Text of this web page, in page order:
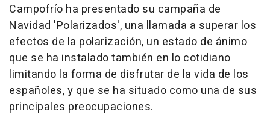
Campofrío ha presentado su campaña de
Navidad 'Polarizados', una llamada a superar los
efectos de la polarización, un estado de ánimo
que se ha instalado también en lo cotidiano
limitando la forma de disfrutar de la vida de los
españoles, y que se ha situado como una de sus
principales preocupaciones.